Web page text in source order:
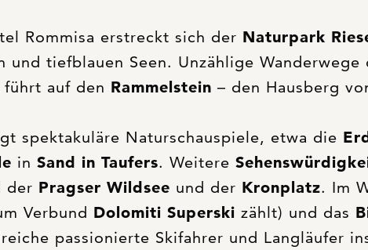
Rommisa erstreckt sich der Naturpark
und tiefblauen Seen. Unzählige Wanderwege
führt auf den Rammelstein – den Hausberg
spektakuläre Naturschauspiele, etwa die
in Sand in Taufers. Weitere
der Pragser Wildsee und der Kronplatz. Im
Verbund Dolomiti Superski zählt) und das
passionierte Skifahrer und Langläufer